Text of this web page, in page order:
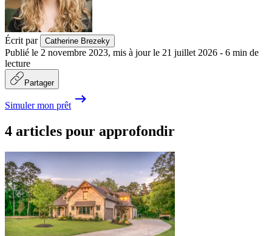
Écrit par Catherine Brezeky
Publié le 2 novembre 2023, mis à jour le 21 juillet 2026 - 6 min de
lecture
Partager
Simuler mon prêt
4 articles pour approfondir